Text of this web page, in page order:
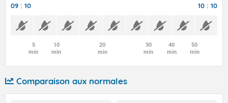
09 : 10 10 : 10
5
min
10
min
20
min
30
min
40
min
50
min
Comparaison aux normales